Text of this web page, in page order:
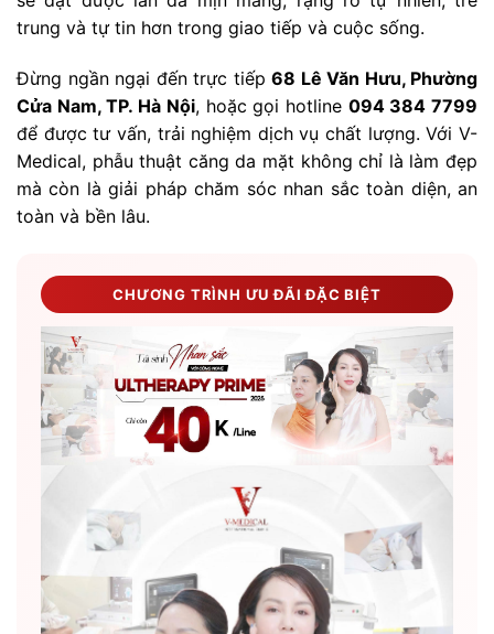
trung và tự tin hơn trong giao tiếp và cuộc sống.
Đừng ngần ngại đến trực tiếp 68 Lê Văn Hưu, Phường
Cửa Nam, TP. Hà Nội, hoặc gọi hotline 094 384 7799
để được tư vấn, trải nghiệm dịch vụ chất lượng. Với V-
Medical, phẫu thuật căng da mặt không chỉ là làm đẹp
mà còn là giải pháp chăm sóc nhan sắc toàn diện, an
toàn và bền lâu.
CHƯƠNG TRÌNH ƯU ĐÃI ĐẶC BIỆT